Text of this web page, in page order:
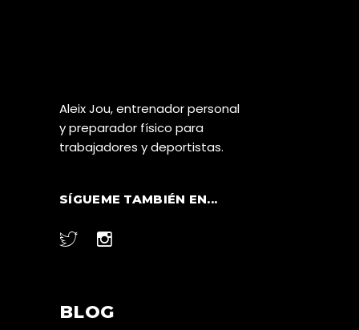
Aleix Jou, entrenador personal
y preparador físico para
trabajadores y deportistas.
SÍGUEME TAMBIÉN EN...
BLOG